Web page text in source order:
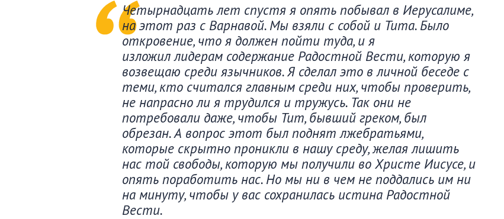
Четырнадцать лет спустя я опять побывал в Иерусалиме,
на этот раз с Варнавой. Мы взяли с собой и Тита. Было
откровение, что я должен пойти туда, и я
изложил лидерам содержание Радостной Вести, которую я
возвещаю среди язычников. Я сделал это в личной беседе с
теми, кто считался главным среди них, чтобы проверить,
не напрасно ли я трудился и тружусь. Так они не
потребовали даже, чтобы Тит, бывший греком, был
обрезан. А вопрос этот был поднят лжебратьями,
которые скрытно проникли в нашу среду, желая лишить
нас той свободы, которую мы получили во Христе Иисусе, и
опять поработить нас. Но мы ни в чем не поддались им ни
на минуту, чтобы у вас сохранилась истина Радостной
Вести.